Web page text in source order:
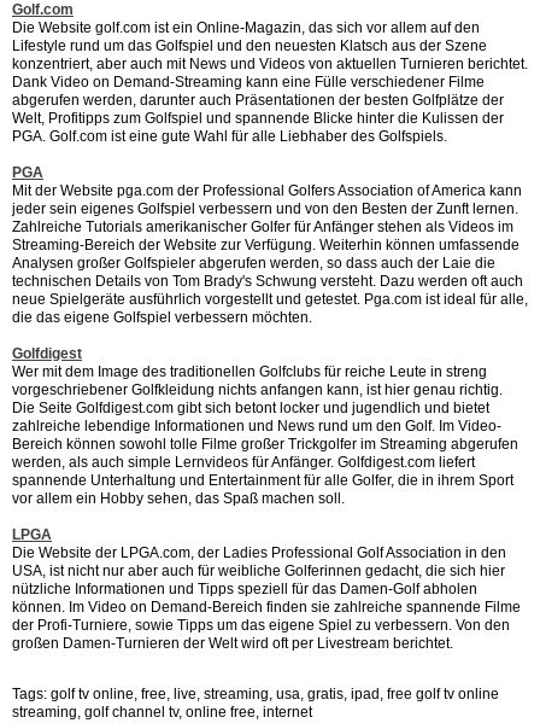
Golf.com
Die Website golf.com ist ein Online-Magazin, das sich vor allem auf den
Lifestyle rund um das Golfspiel und den neuesten Klatsch aus der Szene
konzentriert, aber auch mit News und Videos von aktuellen Turnieren berichtet.
Dank Video on Demand-Streaming kann eine Fülle verschiedener Filme
abgerufen werden, darunter auch Präsentationen der besten Golfplätze der
Welt, Profitipps zum Golfspiel und spannende Blicke hinter die Kulissen der
PGA. Golf.com ist eine gute Wahl für alle Liebhaber des Golfspiels.
PGA
Mit der Website pga.com der Professional Golfers Association of America kann
jeder sein eigenes Golfspiel verbessern und von den Besten der Zunft lernen.
Zahlreiche Tutorials amerikanischer Golfer für Anfänger stehen als Videos im
Streaming-Bereich der Website zur Verfügung. Weiterhin können umfassende
Analysen großer Golfspieler abgerufen werden, so dass auch der Laie die
technischen Details von Tom Brady's Schwung versteht. Dazu werden oft auch
neue Spielgeräte ausführlich vorgestellt und getestet. Pga.com ist ideal für alle,
die das eigene Golfspiel verbessern möchten.
Golfdigest
Wer mit dem Image des traditionellen Golfclubs für reiche Leute in streng
vorgeschriebener Golfkleidung nichts anfangen kann, ist hier genau richtig.
Die Seite Golfdigest.com gibt sich betont locker und jugendlich und bietet
zahlreiche lebendige Informationen und News rund um den Golf. Im Video-
Bereich können sowohl tolle Filme großer Trickgolfer im Streaming abgerufen
werden, als auch simple Lernvideos für Anfänger. Golfdigest.com liefert
spannende Unterhaltung und Entertainment für alle Golfer, die in ihrem Sport
vor allem ein Hobby sehen, das Spaß machen soll.
LPGA
Die Website der LPGA.com, der Ladies Professional Golf Association in den
USA, ist nicht nur aber auch für weibliche Golferinnen gedacht, die sich hier
nützliche Informationen und Tipps speziell für das Damen-Golf abholen
können. Im Video on Demand-Bereich finden sie zahlreiche spannende Filme
der Profi-Turniere, sowie Tipps um das eigene Spiel zu verbessern. Von den
großen Damen-Turnieren der Welt wird oft per Livestream berichtet.
Tags: golf tv online, free, live, streaming, usa, gratis, ipad, free golf tv online
streaming, golf channel tv, online free, internet